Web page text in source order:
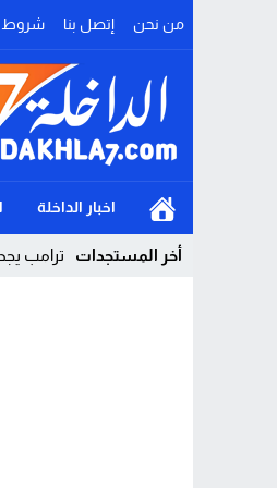
من نحن إتصل بنا شروط
اخبار الداخلة
أخر المستجدات ترامب